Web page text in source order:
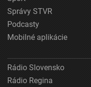
Správy STVR
Podcasty
Mobilné aplikácie
Rádio Slovensko
Rádio Regina